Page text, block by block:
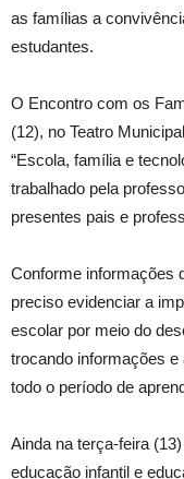
as famílias a
estudantes.
O Encontro com os
(12), no Teatro
“Escola, família e
trabalhado pela
presentes pais e
Conforme informações
preciso evidenciar a
escolar por meio do
trocando informações
todo o período de
Ainda na terça-feira
educação infantil e